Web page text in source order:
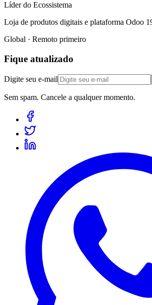
Líder do Ecossistema
Loja de produtos digitais e plataforma Odoo
Global · Remoto primeiro
Fique atualizado
Digite seu e-mail
Sem spam. Cancele a qualquer momento.